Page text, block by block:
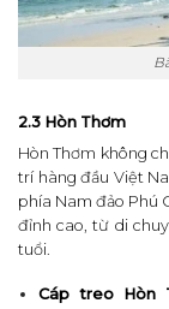
2.3 Hòn Thơm
Hòn Thơm không
trí hàng đầu Việt
phía Nam đảo Phú
đỉnh cao, từ di
tuổi.
Cáp treo Hòn